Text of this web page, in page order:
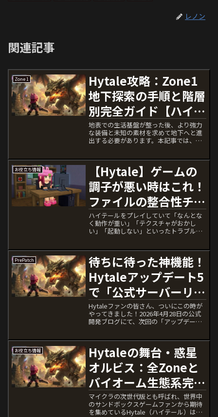
レノン
関連記事
Zone 1
Hytale攻略：Zone1
地下探索の手順と階層
別完全ガイド【ハイテ
ール】
地表での生活基盤が整った後、より強力
な装備と未知の素材を求めて地下へと進
出する必要があります。本記事では、プ
で段階的に解説します。※本記事は現在
の公開情報状況に基づくガ...
お役立ち情報
【Hytale】ゲームの
調子が悪い時はこれ！
ファイルの整合性チェ
ックと安全な再インス
トール手順【ハイテー
ル】
ハイテールをプレイしていて「なんとな
く動作が重い」「テクスチャがおかし
い」「起動しない」といったトラブルに
不安定です。また日本語化パッチを当て
ている影響で動作がお...
PrePatch
待ちに待った神機能！
Hytaleアップデート5
で「公式サーバーリス
ト」がついに実装
Hytaleファンの皆さん、ついにこの時が
やってきました！2026年4月28日の公式
開発ブログにて、次回の「アップデート
した。これ...
お役立ち情報
Hytaleの舞台・惑星
オルビス：全Zoneと
バイオーム生態系完全
ガイド【ハイテール】
マイクラの次世代版とも呼ばれ、世界中
のサンドボックスゲームファンから期待
を集めているHytale（ハイテール）は、